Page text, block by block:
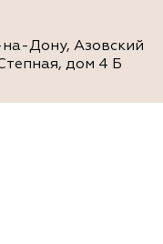
на-Дону, Азовский
дом 4 Б